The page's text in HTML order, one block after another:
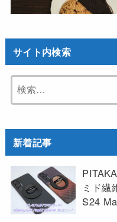
サイト内検索
新着記事
ミド繊
S24